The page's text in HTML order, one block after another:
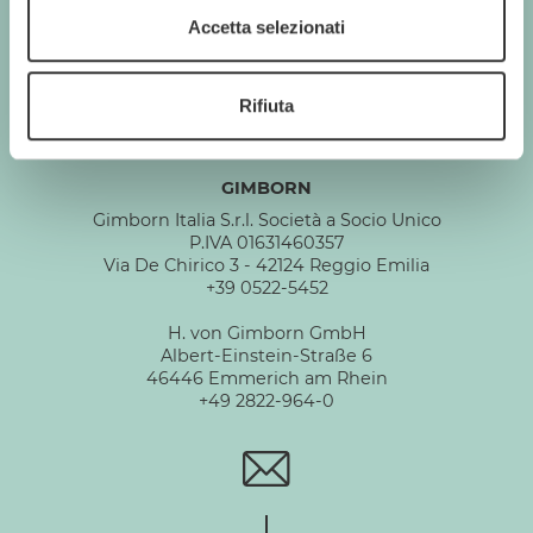
Accetta selezionati
Rifiuta
GIMBORN
GIMBORN
Gimborn Italia S.r.l. Società a Socio Unico
P.IVA 01631460357
Via De Chirico 3 - 42124 Reggio Emilia
+39 0522-5452
H. von Gimborn GmbH
Albert-Einstein-Straße 6
46446 Emmerich am Rhein
+49 2822-964-0